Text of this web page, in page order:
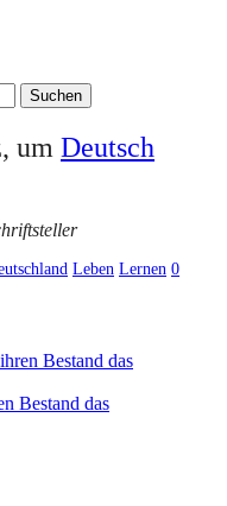
um Deutsch
Leben Lernen 0
Bestand das
Bestand das